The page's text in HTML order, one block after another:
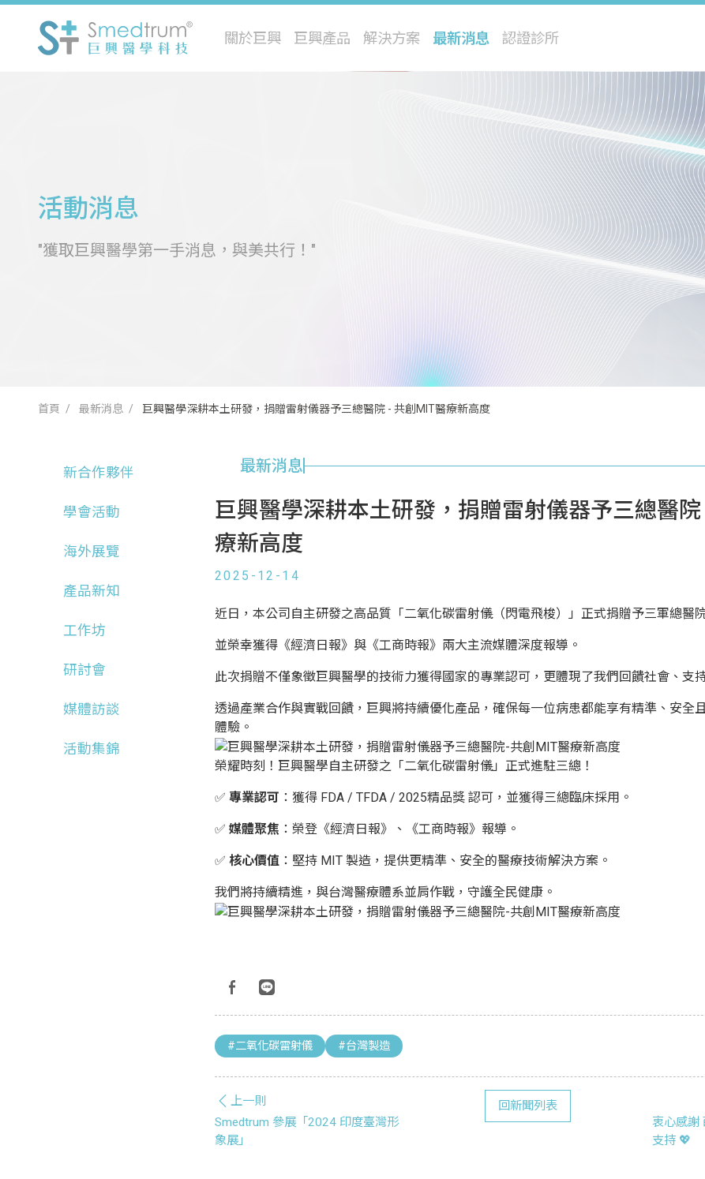
關於巨興 巨興產品
閃電飛梭
修秘音波
修秘脈衝光
星雲熱能儀
極光電漿儀
流星水光儀
四級雷射
寵物再生醫療
解決方案 最新消息 認證診所
活動消息
"獲取巨興醫學第一手消息，與美共行！"
首頁 最新消息 巨興醫學深耕本土研發，捐贈雷射儀器予三總醫院 - 共創MIT醫療新高度
新合作夥伴
學會活動
海外展覽
產品新知
工作坊
研討會
媒體訪談
活動集錦
最新消息
巨興醫學深耕本土研發，捐贈雷射儀器予三總醫
療新高度
2025-12-14
近日，本公司自主研發之高品質「二氧化碳雷射儀（閃電飛梭）」正式捐贈予三軍總醫
並榮幸獲得《經濟日報》與《工商時報》兩大主流媒體深度報導。
此次捐贈不僅象徵巨興醫學的技術力獲得國家的專業認可，更體現了我們回饋社會、支
透過產業合作與實戰回饋，巨興將持續優化產品，確保每一位病患都能享有精準、安全
體驗。
榮耀時刻！巨興醫學自主研發之「二氧化碳雷射儀」正式進駐三總！
✅ 專業認可 ：獲得 FDA / TFDA / 2025精品獎 認可，並獲得三總臨床採用。
✅ 媒體聚焦 ：榮登《經濟日報》、《工商時報》報導。
✅ 核心價值 ：堅持 MIT 製造，提供更精準、安全的醫療技術解決方案。
我們將持續精進，與台灣醫療體系並肩作戰，守護全民健康。
#二氧化碳雷射儀 #台灣製造
上一則
Smedtrum 參展「2024 印度臺灣形
象展」
回新聞列表
衷心感謝
支持 💖